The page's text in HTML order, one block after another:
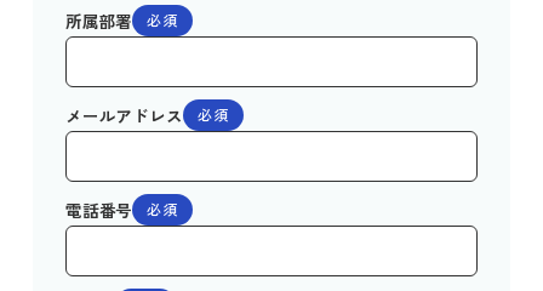
所属部署 必須
メールアドレス 必須
電話番号 必須